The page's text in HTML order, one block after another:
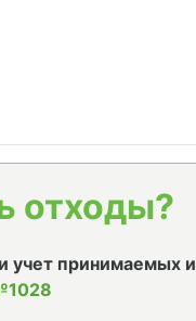
отходы?
учет принимаемых и